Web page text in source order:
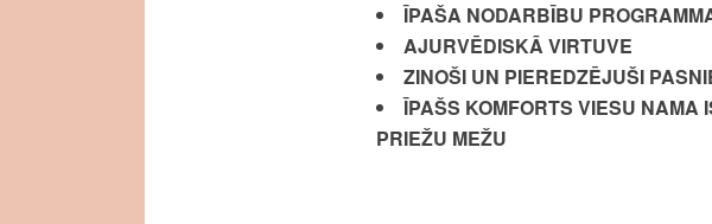
ĪPAŠA NODARBĪBU
AJURVĒDISKĀ VIRTUVE
ZINOŠI UN PIEREDZĒJUŠI
ĪPAŠS KOMFORTS VIESU
PRIEŽU MEŽU